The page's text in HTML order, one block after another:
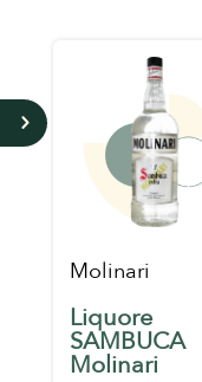
5
Molinari
Liquore
SAMBUCA
Molinari